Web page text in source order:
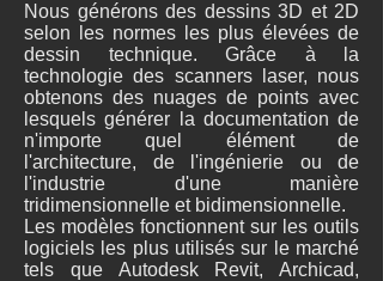
Nous générons des dessins 3D et 2D
selon les normes les plus élevées de
dessin technique. Grâce à la
technologie des scanners laser, nous
obtenons des nuages de points avec
lesquels générer la documentation de
n'importe quel élément de
l'architecture, de l'ingénierie ou de
l'industrie d'une manière
tridimensionnelle et bidimensionnelle.
Les modèles fonctionnent sur les outils
logiciels les plus utilisés sur le marché
tels que Autodesk Revit, Archicad,